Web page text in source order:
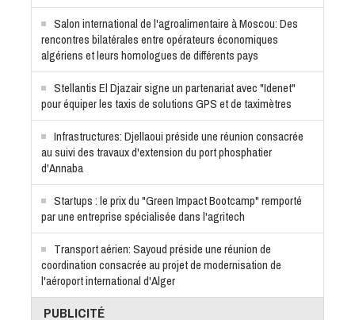
Salon international de l'agroalimentaire à Moscou: Des
rencontres bilatérales entre opérateurs économiques
algériens et leurs homologues de différents pays
Stellantis El Djazair signe un partenariat avec "Idenet"
pour équiper les taxis de solutions GPS et de taximètres
Infrastructures: Djellaoui préside une réunion consacrée
au suivi des travaux d'extension du port phosphatier
d'Annaba
Startups : le prix du "Green Impact Bootcamp" remporté
par une entreprise spécialisée dans l'agritech
Transport aérien: Sayoud préside une réunion de
coordination consacrée au projet de modernisation de
l'aéroport international d'Alger
PUBLICITÉ